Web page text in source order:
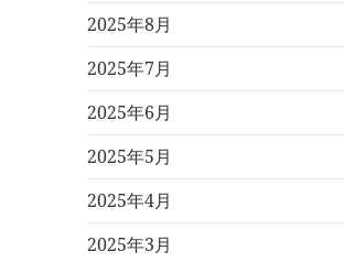
2025年8月
2025年7月
2025年6月
2025年5月
2025年4月
2025年3月